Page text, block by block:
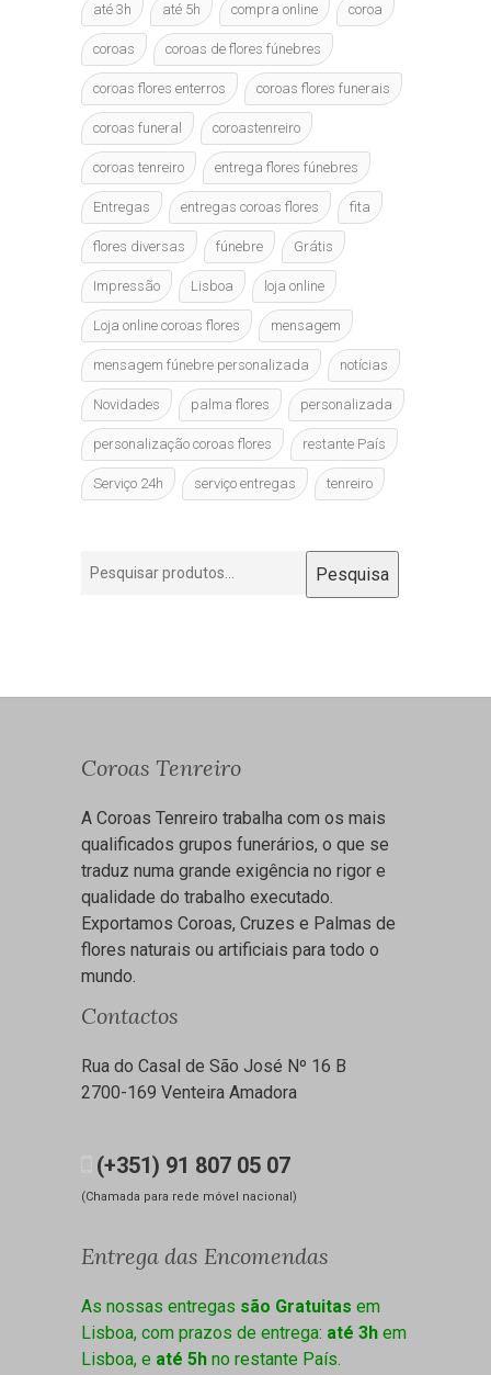
até 3h até 5h compra online coroa
coroas coroas de flores fúnebres
coroas flores enterros coroas flores funerais
coroas funeral coroastenreiro
coroas tenreiro entrega flores fúnebres
Entregas entregas coroas flores fita
flores diversas fúnebre Grátis
Impressão Lisboa loja online
Loja online coroas flores mensagem
mensagem fúnebre personalizada notícias
Novidades palma flores personalizada
personalização coroas flores restante País
Serviço 24h serviço entregas tenreiro
por:
Pesquisa
Coroas Tenreiro
A Coroas Tenreiro trabalha com os mais
qualificados grupos funerários, o que se
traduz numa grande exigência no rigor e
qualidade do trabalho executado.
Exportamos Coroas, Cruzes e Palmas de
flores naturais ou artificiais para todo o
mundo.
Contactos
Rua do Casal de São José Nº 16 B
2700-169 Venteira Amadora
(+351) 91 807 05 07
(Chamada para rede móvel nacional)
Entrega das Encomendas
As nossas entregas são Gratuitas em
Lisboa, com prazos de entrega: até 3h em
Lisboa, e até 5h no restante País.